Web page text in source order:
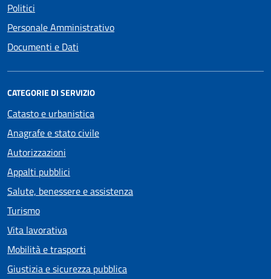
Politici
Personale Amministrativo
Documenti e Dati
CATEGORIE DI SERVIZIO
Catasto e urbanistica
Anagrafe e stato civile
Autorizzazioni
Appalti pubblici
Salute, benessere e assistenza
Turismo
Vita lavorativa
Mobilità e trasporti
Giustizia e sicurezza pubblica